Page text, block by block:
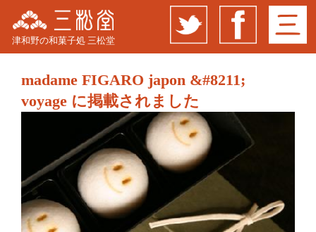
津和野の和菓子処 三松堂
madame FIGARO japon &#8211;
voyage に掲載されました